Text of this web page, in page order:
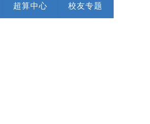
超算中心 校友专题